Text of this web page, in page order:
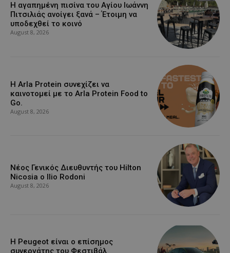
Η αγαπημένη πισίνα του Αγίου Ιωάννη
Πιτσιλιάς ανοίγει ξανά – Έτοιμη να
υποδεχθεί το κοινό
August 8, 2026
Η Arla Protein συνεχίζει να
καινοτομεί με το Arla Protein Food to
Go.
August 8, 2026
Νέος Γενικός Διευθυντής του Hilton
Nicosia ο Ilio Rodoni
August 8, 2026
Η Peugeot είναι ο επίσημος
συνεργάτης του Φεστιβάλ